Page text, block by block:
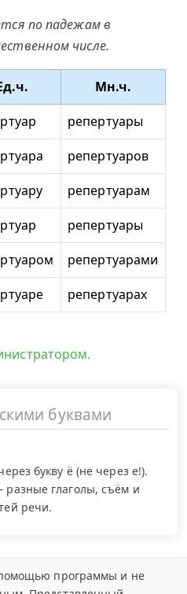
по падежам в
числе.
Мн.ч.
репертуары
репертуаров
репертуарам
репертуары
репертуарами
репертуарах
букву ё (не через е!).
глаголы, съём и
речи.
помощью программы и не